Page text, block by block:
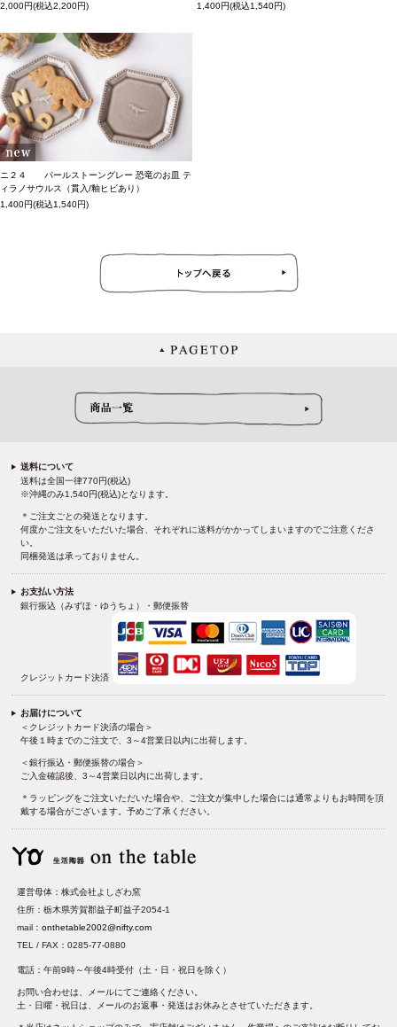
2,000円(税込2,200円)
1,400円(税込1,540円)
ニ２４ パールストーングレー 恐竜のお皿 テ
ィラノサウルス（貫入/釉ヒビあり）
1,400円(税込1,540円)
送料について
送料は全国一律770円(税込)
※沖縄のみ1,540円(税込)となります。
＊ご注文ごとの発送となります。
何度かご注文をいただいた場合、それぞれに送料がかかってしまいますのでご注意くださ
い。
同梱発送は承っておりません。
お支払い方法
銀行振込（みずほ・ゆうちょ）・郵便振替
クレジットカード決済
お届けについて
＜クレジットカード決済の場合＞
午後１時までのご注文で、3～4営業日以内に出荷します。
＜銀行振込・郵便振替の場合＞
ご入金確認後、3～4営業日以内に出荷します。
＊ラッピングをご注文いただいた場合や、ご注文が集中した場合には通常よりもお時間を頂
戴する場合がございます。予めご了承ください。
運営母体：株式会社よしざわ窯
住所：栃木県芳賀郡益子町益子2054-1
mail：onthetable2002@nifty.com
TEL / FAX：0285-77-0880
電話：午前9時～午後4時受付（土・日・祝日を除く）
お問い合わせは、メールにてご連絡ください。
土・日曜・祝日は、メールのお返事・発送はお休みとさせていただきます。